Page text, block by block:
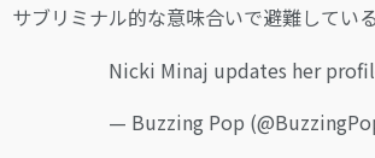
サブリミナル的な意味合いで避難してい
Nicki Minaj updates her
— Buzzing Pop